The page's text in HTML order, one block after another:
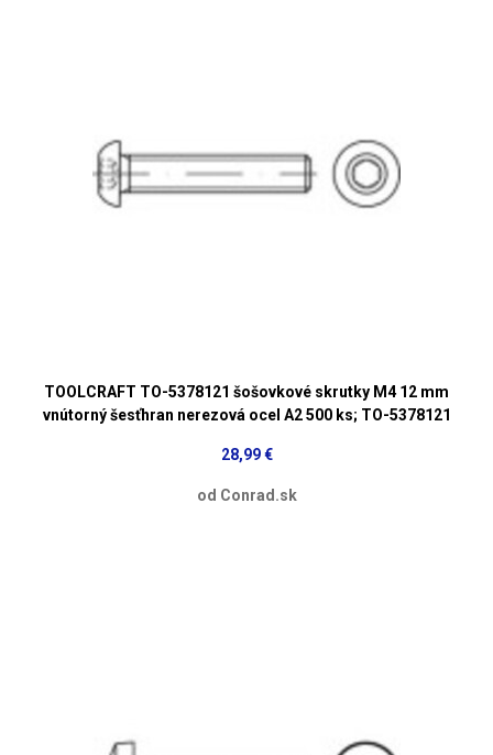
TOOLCRAFT TO-5378121 šošovkové skrutky M4 12 mm
vnútorný šesťhran nerezová ocel A2 500 ks; TO-5378121
28,99 €
od Conrad.sk